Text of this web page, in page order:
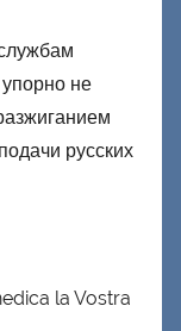
не
русских
la Vostra